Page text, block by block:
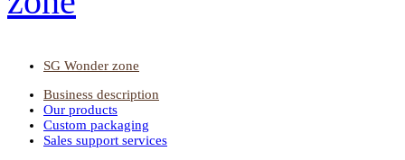
SG Wonder zone
Business description
Our products
Custom packaging
Sales support services